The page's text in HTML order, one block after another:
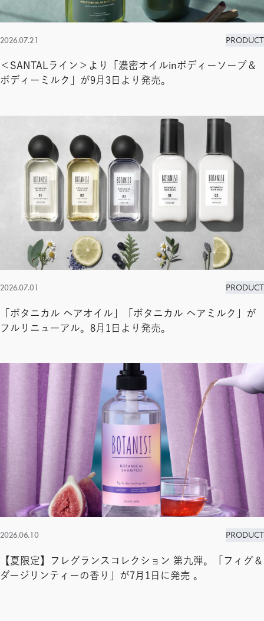
2026.07.21 PRODUCT
＜SANTALライン＞より「濃密オイルinボディーソープ＆
ボディーミルク」が9月3日より発売。
2026.07.01 PRODUCT
「ボタニカル ヘアオイル」「ボタニカル ヘアミルク」が
フルリニューアル。8月1日より発売。
2026.06.10 PRODUCT
【夏限定】フレグランスコレクション 第九弾。「フィグ＆
ダージリンティーの香り」が7月1日に発売 。